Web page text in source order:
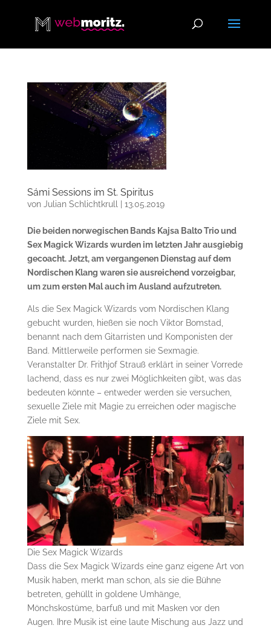
Sámi Sessions im St. Spiritus
von Julian Schlichtkrull 13.05.2019
Die beiden norwegischen Bands Kajsa Balto Trio und
Sex Magick Wizards wurden im letzten Jahr ausgiebig
gecoacht. Jetzt, am vergangenen Dienstag auf dem
Nordischen Klang waren sie ausreichend vorzeigbar,
um zum ersten Mal auch im Ausland aufzutreten.
Als die Sex Magick Wizards vom Nordischen Klang
gebucht wurden, hießen sie noch Viktor Bomstad,
benannt nach dem Gitarristen und Komponisten der
Band. Mittlerweile performen sie Sexmagie.
Veranstalter Dr. Frithjof Strauß erklärt in seiner Vorrede
lachend, dass es nur zwei Möglichkeiten gibt, was das
bedeuten könnte – entweder werden sie versuchen,
sexuelle Ziele mit Magie zu erreichen oder magische
Ziele mit Sex.
Die Sex Magick Wizards
Dass die Sex Magick Wizards eine ganz eigene Art von
Musik haben, merkt man schon, als sie die Bühne
betreten, gehüllt in goldene Umhänge,
Mönchskostüme, barfuß und mit Masken vor den
Augen. Ihre Musik ist eine laute Mischung aus Jazz und